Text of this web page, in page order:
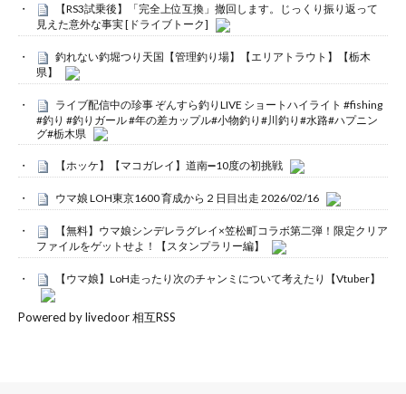
【RS3試乗後】「完全上位互換」撤回します。じっくり振り返って
見えた意外な事実 [ドライブトーク]
釣れない釣堀つり天国【管理釣り場】【エリアトラウト】【栃木
県】
ライブ配信中の珍事 ぞんすら釣りLIVE ショートハイライト #fishing
#釣り #釣りガール #年の差カップル#小物釣り#川釣り#水路#ハプニン
グ#栃木県
【ホッケ】【マコガレイ】道南➖10度の初挑戦
ウマ娘 LOH東京1600 育成から２日目出走 2026/02/16
【無料】ウマ娘シンデレラグレイ×笠松町コラボ第二弾！限定クリア
ファイルをゲットせよ！【スタンプラリー編】
【ウマ娘】LoH走ったり次のチャンミについて考えたり【Vtuber】
Powered by livedoor 相互RSS